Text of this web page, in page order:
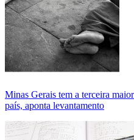
Minas Gerais tem a terceira
país, aponta levantamento